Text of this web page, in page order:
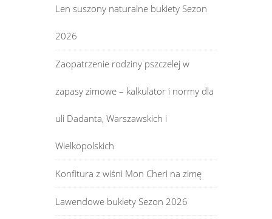
Len suszony naturalne bukiety Sezon
2026
Zaopatrzenie rodziny pszczelej w
zapasy zimowe – kalkulator i normy dla
uli Dadanta, Warszawskich i
Wielkopolskich
Konfitura z wiśni Mon Cheri na zimę
Lawendowe bukiety Sezon 2026